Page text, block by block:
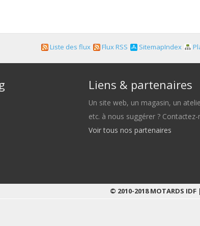
SitemapIndex
Flux RSS
Liste des flux
Liens & partenaires
Un site web, un magasin, un
etc. à nous suggérer ? Contactez-
Voir tous nos partenaires
© 2010-2018 MOTARDS IDF |